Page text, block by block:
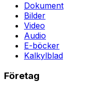
Dokument
Bilder
Video
Audio
E-böcker
Kalkylblad
Företag